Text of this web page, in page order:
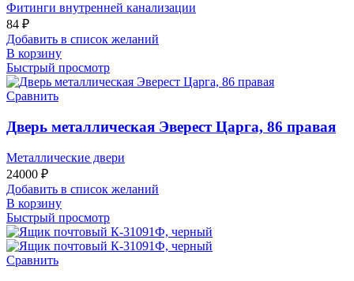
Фитинги внутренней канализации
84 ₽
Добавить в список желаний
В корзину
Быстрый просмотр
Сравнить
Дверь металлическая Эверест Царга, 86 правая
Металлические двери
24000 ₽
Добавить в список желаний
В корзину
Быстрый просмотр
Сравнить